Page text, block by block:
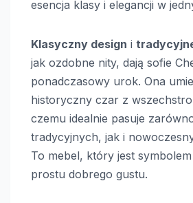
esencja klasy i elegancji w
Klasyczny design i
jak ozdobne nity, dają sofie
ponadczasowy urok. Ona
historyczny czar z
czemu idealnie pasuje
tradycyjnych, jak i
To mebel, który jest
prostu dobrego gustu.